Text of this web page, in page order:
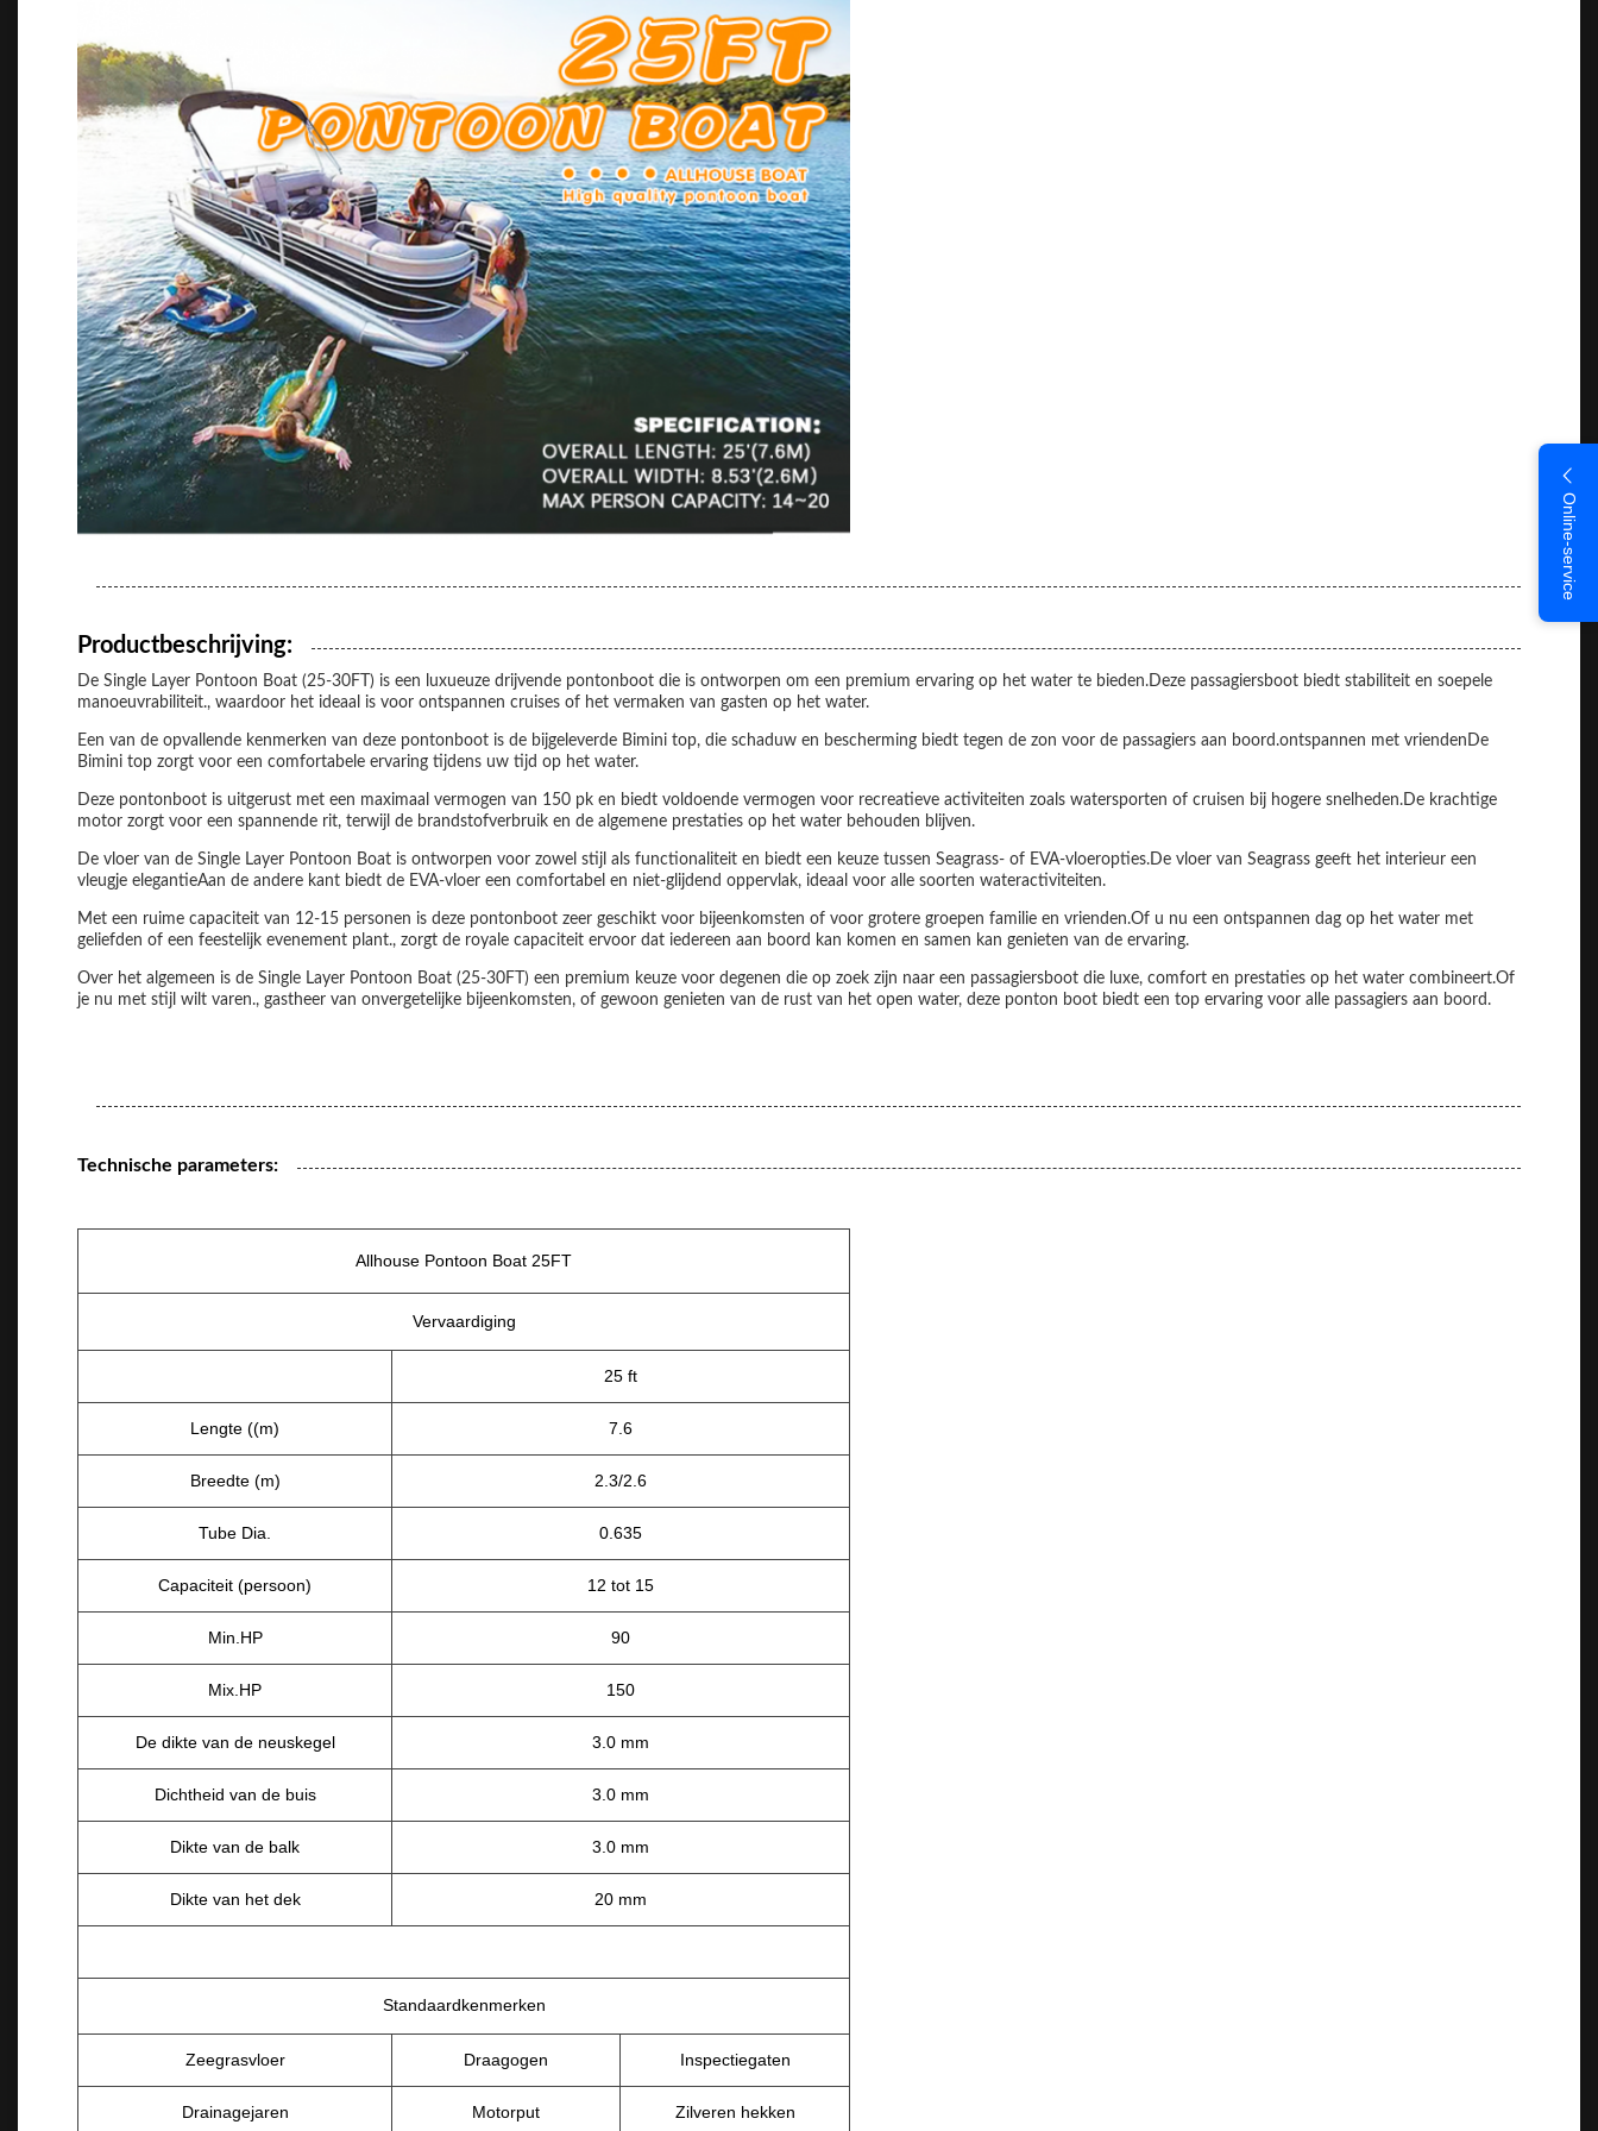
Online-service
Productbeschrijving:
De Single Layer Pontoon Boat (25-30FT) is een luxueuze drijvende pontonboot die is ontworpen om een premium ervaring op het water te bieden.Deze passagiersboot biedt stabiliteit en soepele
manoeuvrabiliteit., waardoor het ideaal is voor ontspannen cruises of het vermaken van gasten op het water.
Een van de opvallende kenmerken van deze pontonboot is de bijgeleverde Bimini top, die schaduw en bescherming biedt tegen de zon voor de passagiers aan boord.ontspannen met vriendenDe
Bimini top zorgt voor een comfortabele ervaring tijdens uw tijd op het water.
Deze pontonboot is uitgerust met een maximaal vermogen van 150 pk en biedt voldoende vermogen voor recreatieve activiteiten zoals watersporten of cruisen bij hogere snelheden.De krachtige
motor zorgt voor een spannende rit, terwijl de brandstofverbruik en de algemene prestaties op het water behouden blijven.
De vloer van de Single Layer Pontoon Boat is ontworpen voor zowel stijl als functionaliteit en biedt een keuze tussen Seagrass- of EVA-vloeropties.De vloer van Seagrass geeft het interieur een
vleugje elegantieAan de andere kant biedt de EVA-vloer een comfortabel en niet-glijdend oppervlak, ideaal voor alle soorten wateractiviteiten.
Met een ruime capaciteit van 12-15 personen is deze pontonboot zeer geschikt voor bijeenkomsten of voor grotere groepen familie en vrienden.Of u nu een ontspannen dag op het water met
geliefden of een feestelijk evenement plant., zorgt de royale capaciteit ervoor dat iedereen aan boord kan komen en samen kan genieten van de ervaring.
Over het algemeen is de Single Layer Pontoon Boat (25-30FT) een premium keuze voor degenen die op zoek zijn naar een passagiersboot die luxe, comfort en prestaties op het water combineert.Of
je nu met stijl wilt varen., gastheer van onvergetelijke bijeenkomsten, of gewoon genieten van de rust van het open water, deze ponton boot biedt een top ervaring voor alle passagiers aan boord.
Technische parameters:
Allhouse Pontoon Boat 25FT
Vervaardiging
25 ft
Lengte ((m) 7.6
Breedte (m) 2.3/2.6
Tube Dia. 0.635
Capaciteit (persoon) 12 tot 15
Min.HP 90
Mix.HP 150
De dikte van de neuskegel 3.0 mm
Dichtheid van de buis 3.0 mm
Dikte van de balk 3.0 mm
Dikte van het dek 20 mm
Standaardkenmerken
Zeegrasvloer Draagogen Inspectiegaten
Drainagejaren Motorput Zilveren hekken